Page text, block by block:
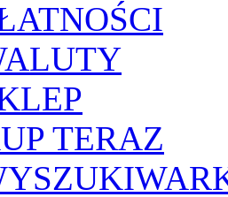
TERAZ